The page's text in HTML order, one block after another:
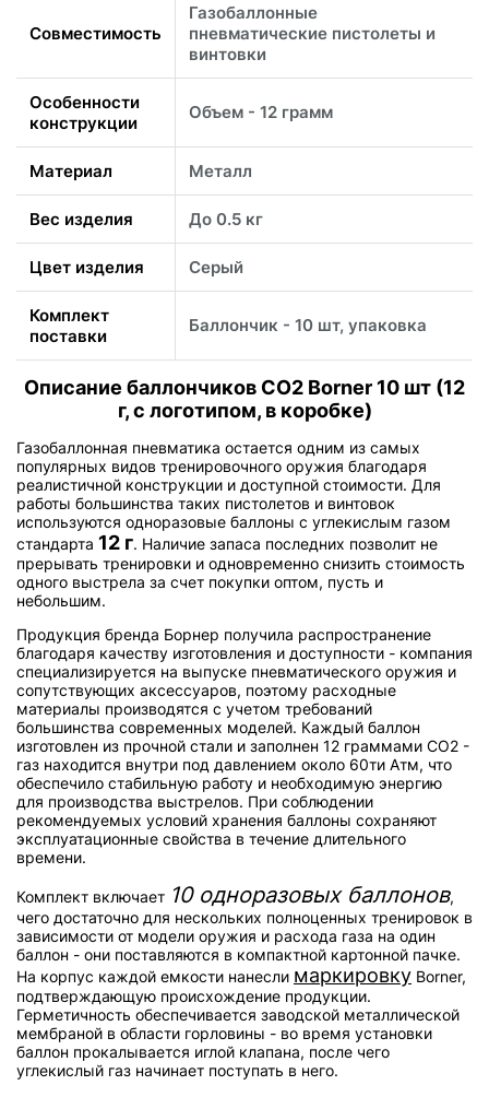
Совместимость
Газобаллонные
пневматические пистолеты и
винтовки
Особенности
конструкции
Объем - 12 грамм
Материал Металл
Вес изделия До 0.5 кг
Цвет изделия Серый
Комплект
поставки
Баллончик - 10 шт, упаковка
Описание баллончиков CO2 Borner 10 шт (12
г, с логотипом, в коробке)
Газобаллонная пневматика остается одним из самых
популярных видов тренировочного оружия благодаря
реалистичной конструкции и доступной стоимости. Для
работы большинства таких пистолетов и винтовок
используются одноразовые баллоны с углекислым газом
стандарта 12 г. Наличие запаса последних позволит не
прерывать тренировки и одновременно снизить стоимость
одного выстрела за счет покупки оптом, пусть и
небольшим.
Продукция бренда Борнер получила распространение
благодаря качеству изготовления и доступности - компания
специализируется на выпуске пневматического оружия и
сопутствующих аксессуаров, поэтому расходные
материалы производятся с учетом требований
большинства современных моделей. Каждый баллон
изготовлен из прочной стали и заполнен 12 граммами СО2 -
газ находится внутри под давлением около 60ти Атм, что
обеспечило стабильную работу и необходимую энергию
для производства выстрелов. При соблюдении
рекомендуемых условий хранения баллоны сохраняют
эксплуатационные свойства в течение длительного
времени.
Комплект включает 10 одноразовых баллонов,
чего достаточно для нескольких полноценных тренировок в
зависимости от модели оружия и расхода газа на один
баллон - они поставляются в компактной картонной пачке.
На корпус каждой емкости нанесли маркировку Borner,
подтверждающую происхождение продукции.
Герметичность обеспечивается заводской металлической
мембраной в области горловины - во время установки
баллон прокалывается иглой клапана, после чего
углекислый газ начинает поступать в него.